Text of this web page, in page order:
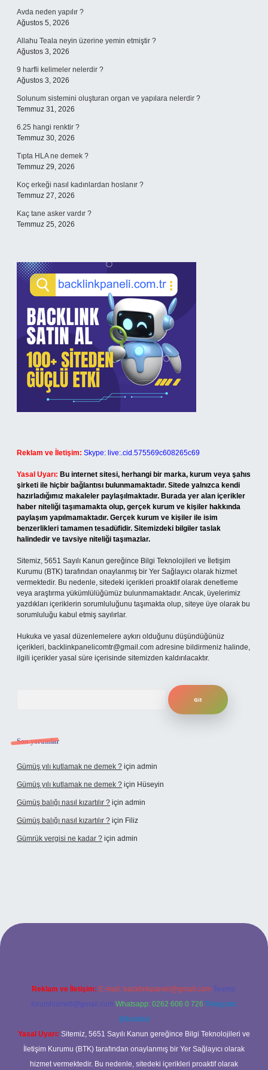
Avda neden yapılır ?
Ağustos 5, 2026
Allahu Teala neyin üzerine yemin etmiştir ?
Ağustos 3, 2026
9 harfli kelimeler nelerdir ?
Ağustos 3, 2026
Solunum sistemini oluşturan organ ve yapılara nelerdir ?
Temmuz 31, 2026
6.25 hangi renktir ?
Temmuz 30, 2026
Tıpta HLA ne demek ?
Temmuz 29, 2026
Koç erkeği nasıl kadınlardan hoslanır ?
Temmuz 27, 2026
Kaç tane asker vardır ?
Temmuz 25, 2026
Reklam ve İletişim: Skype: live:.cid.575569c608265c69
Yasal Uyarı: Bu internet sitesi, herhangi bir marka, kurum veya şahıs
şirketi ile hiçbir bağlantısı bulunmamaktadır. Sitede yalnızca kendi
hazırladığımız makaleler paylaşılmaktadır. Burada yer alan içerikler
haber niteliği taşımamakta olup, gerçek kurum ve kişiler hakkında
paylaşım yapılmamaktadır. Gerçek kurum ve kişiler ile isim
benzerlikleri tamamen tesadüfidir. Sitemizdeki bilgiler taslak
halindedir ve tavsiye niteliği taşımazlar.
Sitemiz, 5651 Sayılı Kanun gereğince Bilgi Teknolojileri ve İletişim
Kurumu (BTK) tarafından onaylanmış bir Yer Sağlayıcı olarak hizmet
vermektedir. Bu nedenle, sitedeki içerikleri proaktif olarak denetleme
veya araştırma yükümlülüğümüz bulunmamaktadır. Ancak, üyelerimiz
yazdıkları içeriklerin sorumluluğunu taşımakta olup, siteye üye olarak bu
sorumluluğu kabul etmiş sayılırlar.
Hukuka ve yasal düzenlemelere aykırı olduğunu düşündüğünüz
içerikleri, backlinkpanelicomtr@gmail.com adresine bildirmeniz halinde,
ilgili içerikler yasal süre içerisinde sitemizden kaldırılacaktır.
Son yorumlar
Gümüş yılı kutlamak ne demek ? için admin
Gümüş yılı kutlamak ne demek ? için Hüseyin
Gümüş balığı nasıl kızartılır ? için admin
Gümüş balığı nasıl kızartılır ? için Filiz
Gümrük vergisi ne kadar ? için admin
giriş adresi
Reklam ve İletişim: E-mail: backlinkpaneli@gmail.com Teams:
forumhizmeti@gmail.com Whatsapp: 0262 606 0 726 Telegram:
@karabul
Yasal Uyarı: Sitemiz, 5651 Sayılı Kanun gereğince Bilgi Teknolojileri ve
İletişim Kurumu (BTK) tarafından onaylanmış bir Yer Sağlayıcı olarak
hizmet vermektedir. Bu nedenle, sitedeki içerikleri proaktif olarak